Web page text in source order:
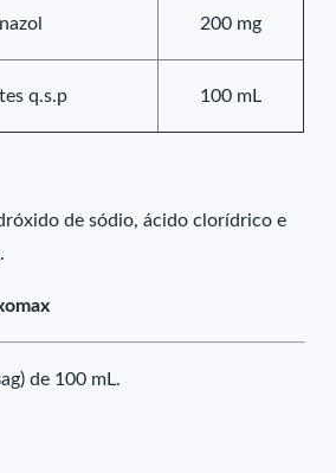
200 mg
q.s.p 100 mL
de sódio, ácido clorídrico e
de 100 mL.